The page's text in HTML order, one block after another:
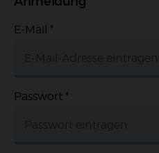
E-Mail *
Passwort *